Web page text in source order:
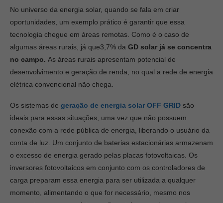
No universo da energia solar, quando se fala em criar
oportunidades, um exemplo prático é garantir que essa
tecnologia chegue em áreas remotas. Como é o caso de
algumas áreas rurais, já que3,7% da GD solar já se concentra
no campo. As áreas rurais apresentam potencial de
desenvolvimento e geração de renda, no qual a rede de energia
elétrica convencional não chega.
Os sistemas de geração de energia solar OFF GRID são
ideais para essas situações, uma vez que não possuem
conexão com a rede pública de energia, liberando o usuário da
conta de luz. Um conjunto de baterias estacionárias armazenam
o excesso de energia gerado pelas placas fotovoltaicas. Os
inversores fotovoltaicos em conjunto com os controladores de
carga preparam essa energia para ser utilizada a qualquer
momento, alimentando o que for necessário, mesmo nos